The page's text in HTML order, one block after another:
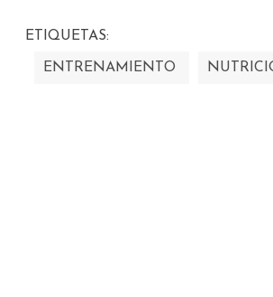
ETIQUETAS:
ENTRENAMIENTO